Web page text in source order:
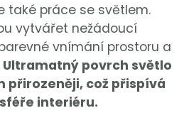
také práce se světlem.
vytvářet nežádoucí
vnímání prostoru a
Ultramatný povrch světlo
přirozeněji, což přispívá
interiéru.